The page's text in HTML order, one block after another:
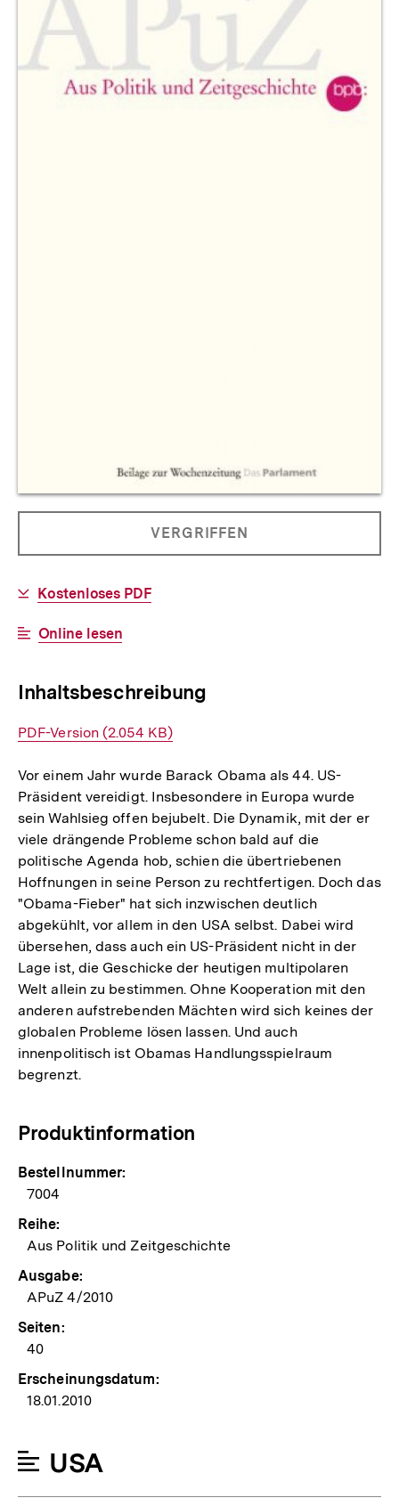
PRODUKT
NICHT
VERGRIFFEN
Download-
Kostenloses PDF
Interner
Online lesen
Inhaltsbeschreibung
Interner
PDF-Version (2.054 KB)
Vor einem Jahr wurde Barack Obama als 44. US-
Präsident vereidigt. Insbesondere in Europa wurde
sein Wahlsieg offen bejubelt. Die Dynamik, mit der er
viele drängende Probleme schon bald auf die
politische Agenda hob, schien die übertriebenen
Hoffnungen in seine Person zu rechtfertigen. Doch das
"Obama-Fieber" hat sich inzwischen deutlich
abgekühlt, vor allem in den USA selbst. Dabei wird
übersehen, dass auch ein US-Präsident nicht in der
Lage ist, die Geschicke der heutigen multipolaren
Welt allein zu bestimmen. Ohne Kooperation mit den
anderen aufstrebenden Mächten wird sich keines der
globalen Probleme lösen lassen. Und auch
innenpolitisch ist Obamas Handlungsspielraum
begrenzt.
Produktinformation
Bestellnummer:
7004
Reihe:
Aus Politik und Zeitgeschichte
Ausgabe:
APuZ 4/2010
Seiten:
40
Erscheinungsdatum:
18.01.2010
USA